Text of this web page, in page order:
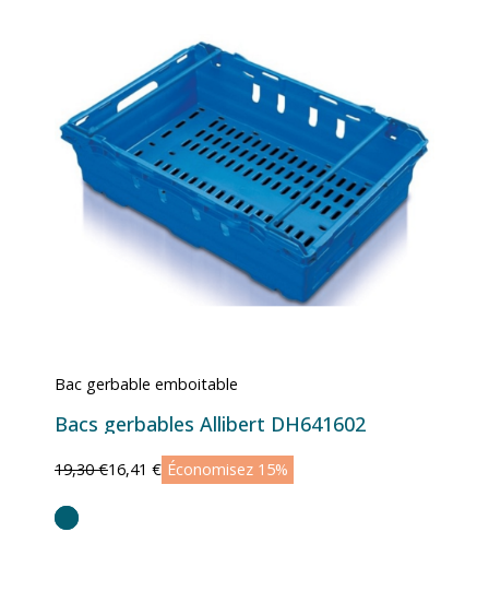
Bac gerbable emboitable
Bacs gerbables Allibert DH641602
19,30 €16,41 € Économisez 15%